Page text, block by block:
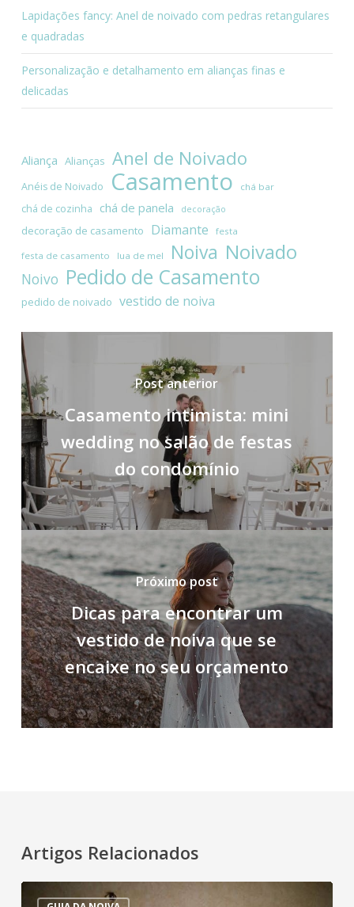
Lapidações fancy: Anel de noivado com pedras retangulares
e quadradas
Personalização e detalhamento em alianças finas e
delicadas
Aliança Alianças Anel de Noivado
Anéis de Noivado Casamento chá bar
chá de cozinha chá de panela decoração
decoração de casamento Diamante festa
festa de casamento lua de mel Noiva Noivado
Noivo Pedido de Casamento
pedido de noivado vestido de noiva
Post anterior
Casamento intimista: mini
wedding no salão de festas
do condomínio
Próximo post
Dicas para encontrar um
vestido de noiva que se
encaixe no seu orçamento
Artigos Relacionados